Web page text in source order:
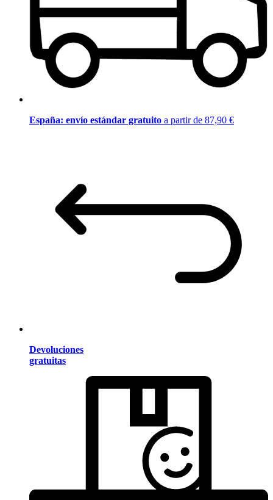
España: envío estándar gratuito a partir de 87,90 €
Devoluciones
gratuitas